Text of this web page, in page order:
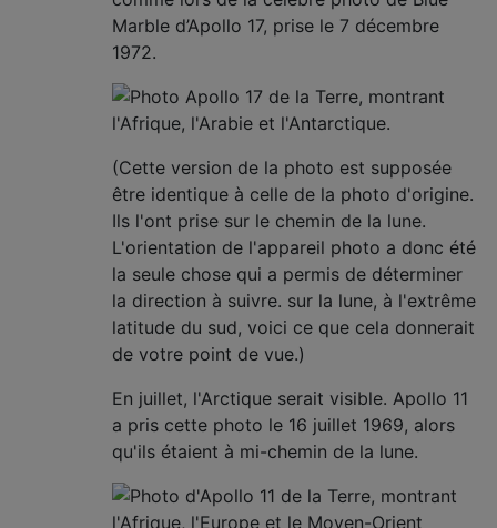
Marble d’Apollo 17, prise le 7 décembre
1972.
(Cette version de la photo est supposée
être identique à celle de la photo d'origine.
Ils l'ont prise sur le chemin de la lune.
L'orientation de l'appareil photo a donc été
la seule chose qui a permis de déterminer
la direction à suivre. sur la lune, à l'extrême
latitude du sud, voici ce que cela donnerait
de votre point de vue.)
En juillet, l'Arctique serait visible. Apollo 11
a pris cette photo le 16 juillet 1969, alors
qu'ils étaient à mi-chemin de la lune.